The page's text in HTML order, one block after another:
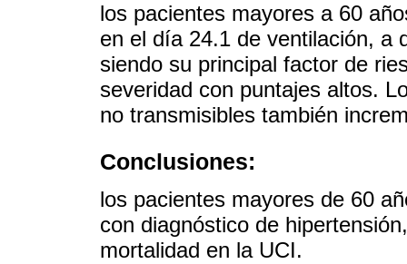
los pacientes mayores a 60
en el día 24.1 de ventilación, a
siendo su principal factor de
severidad con puntajes altos.
no transmisibles también
Conclusiones:
los pacientes mayores de 60
con diagnóstico de
mortalidad en la UCI.